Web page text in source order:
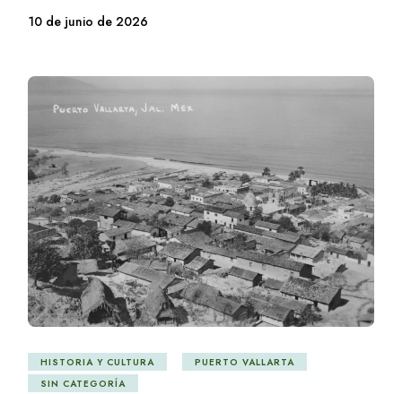
10 de junio de 2026
HISTORIA Y CULTURA
PUERTO VALLARTA
SIN CATEGORÍA